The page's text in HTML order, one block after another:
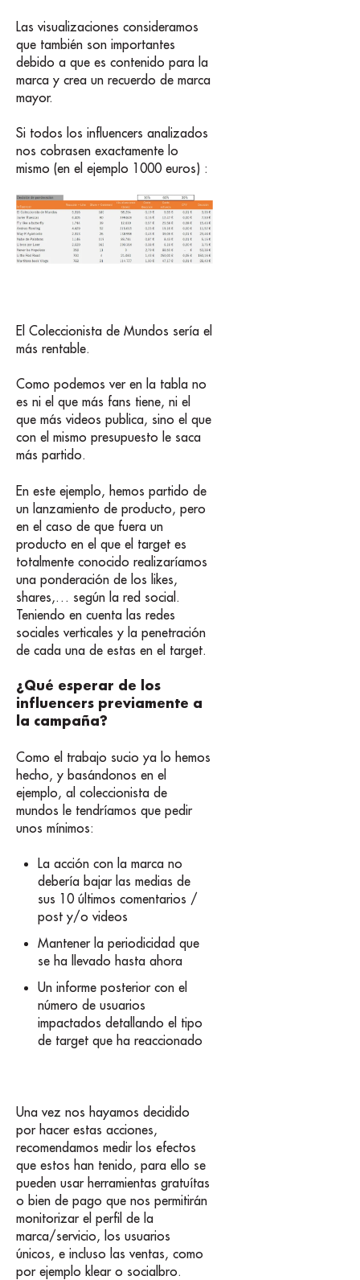
Las visualizaciones consideramos
que también son importantes
debido a que es contenido para la
marca y crea un recuerdo de marca
mayor.
Si todos los influencers analizados
nos cobrasen exactamente lo
mismo (en el ejemplo 1000 euros) :
El Coleccionista de Mundos sería el
más rentable.
Como podemos ver en la tabla no
es ni el que más fans tiene, ni el
que más videos publica, sino el que
con el mismo presupuesto le saca
más partido.
En este ejemplo, hemos partido de
un lanzamiento de producto, pero
en el caso de que fuera un
producto en el que el target es
totalmente conocido realizaríamos
una ponderación de los likes,
shares,… según la red social.
Teniendo en cuenta las redes
sociales verticales y la penetración
de cada una de estas en el target.
¿Qué esperar de los
influencers previamente a
la campaña?
Como el trabajo sucio ya lo hemos
hecho, y basándonos en el
ejemplo, al coleccionista de
mundos le tendríamos que pedir
unos mínimos:
La acción con la marca no
debería bajar las medias de
sus 10 últimos comentarios /
post y/o videos
Mantener la periodicidad que
se ha llevado hasta ahora
Un informe posterior con el
número de usuarios
impactados detallando el tipo
de target que ha reaccionado
Una vez nos hayamos decidido
por hacer estas acciones,
recomendamos medir los efectos
que estos han tenido, para ello se
pueden usar herramientas gratuítas
o bien de pago que nos permitirán
monitorizar el perfil de la
marca/servicio, los usuarios
únicos, e incluso las ventas, como
por ejemplo klear o socialbro.